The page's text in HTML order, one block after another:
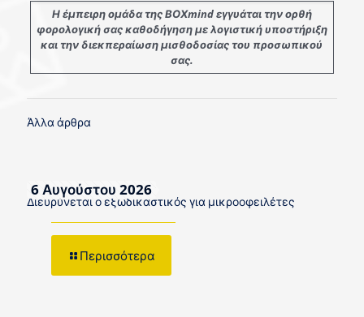
Η έμπειρη ομάδα της ΒΟΧmind εγγυάται την ορθή
φορολογική σας καθοδήγηση με λογιστική υποστήριξη
και την διεκπεραίωση μισθοδοσίας του προσωπικού
σας.
Άλλα άρθρα
6 Αυγούστου 2026
Διευρύνεται ο εξωδικαστικός για μικροοφειλέτες
Περισσότερα